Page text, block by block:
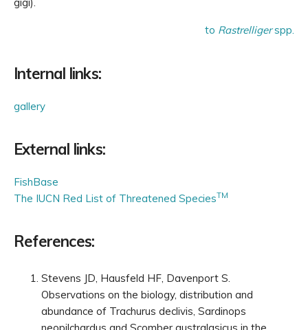
to Rastrelligerspp.
Internal links:
gallery
External links:
FishBase
The IUCN Red List of Threatened SpeciesTM
References:
Stevens JD, Hausfeld HF, Davenport S.
Observations on the biology, distribution and
abundance of Trachurus declivis, Sardinops